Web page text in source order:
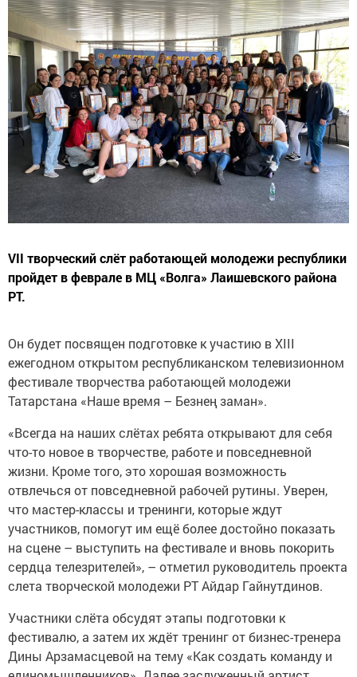
VII творческий слёт работающей молодежи республики
пройдет в феврале в МЦ «Волга» Лаишевского района
РТ.
Он будет посвящен подготовке к участию в XIII
ежегодном открытом республиканском телевизионном
фестивале творчества работающей молодежи
Татарстана «Наше время – Безнең заман».
«Всегда на наших слётах ребята открывают для себя
что-то новое в творчестве, работе и повседневной
жизни. Кроме того, это хорошая возможность
отвлечься от повседневной рабочей рутины. Уверен,
что мастер-классы и тренинги, которые ждут
участников, помогут им ещё более достойно показать
на сцене – выступить на фестивале и вновь покорить
сердца телезрителей», – отметил руководитель проекта
слета творческой молодежи РТ Айдар Гайнутдинов.
Участники слёта обсудят этапы подготовки к
фестивалю, а затем их ждёт тренинг от бизнес-тренера
Дины Арзамасцевой на тему «Как создать команду и